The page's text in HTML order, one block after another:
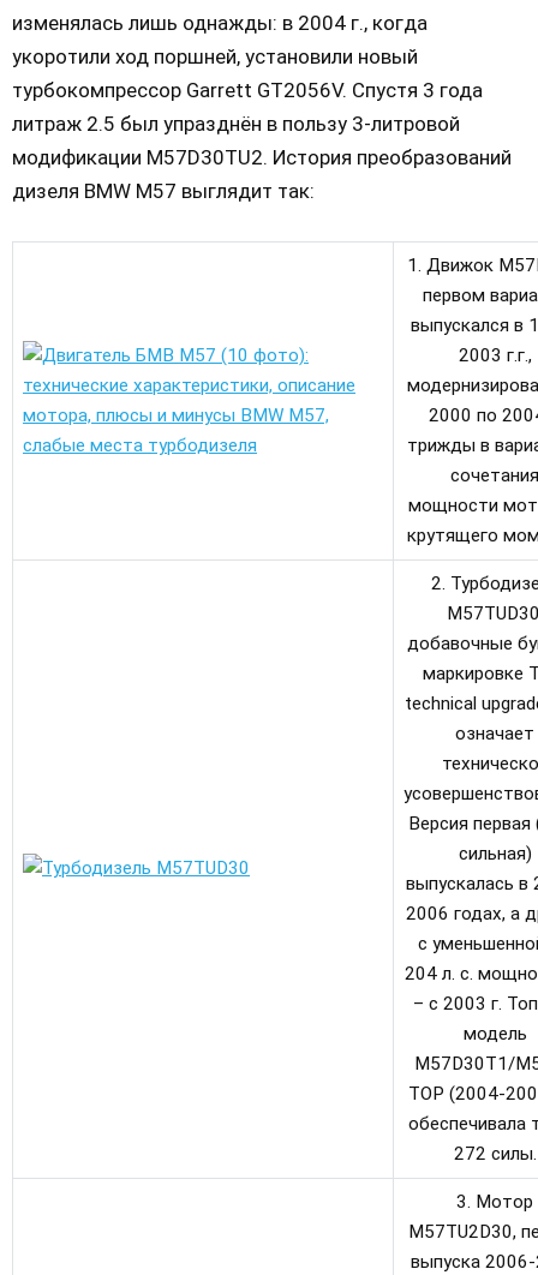
изменялась лишь однажды: в 2004 г., когда
укоротили ход поршней, установили новый
турбокомпрессор Garrett GT2056V. Спустя 3 года
литраж 2.5 был упразднён в пользу 3-литровой
модификации M57D30TU2. История преобразований
дизеля BMW M57 выглядит так:
1. Движок
первом
выпускался в
2003 г.г.,
2000 по
трижды в
сочетания
мощности
крутящего
2.
добавочные
маркировке
technical
означает
Версия
сильная)
выпускалась в
2006 годах, а
с
204 л. с.
– с 2003 г.
модель
M57D30T1/
TOP (2004-
обеспечивала
272 силы.
3. Мотор
M57TU2D30,
выпуска